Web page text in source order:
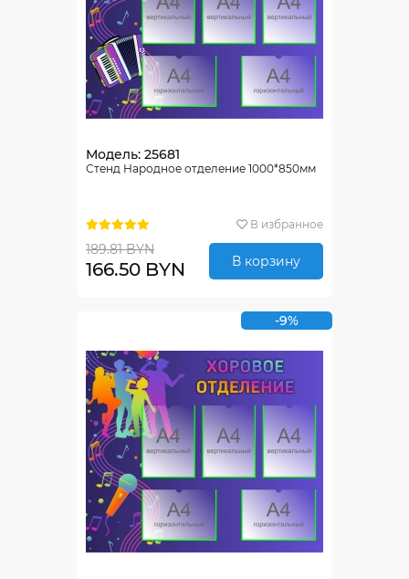
Модель: 25681
Стенд Народное отделение 1000*850мм
В избранное
189.81 BYN
166.50 BYN В корзину
-9%